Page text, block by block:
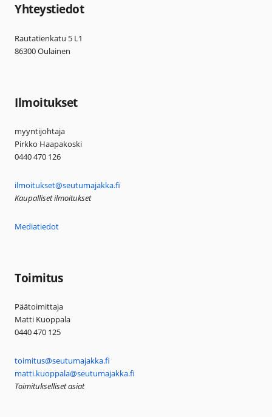
Yhteystiedot
Rautatienkatu 5 L1
86300 Oulainen
Ilmoitukset
myyntijohtaja
Pirkko Haapakoski
0440 470 126
ilmoitukset@seutumajakka.fi
Kaupalliset ilmoitukset
Mediatiedot
Toimitus
Päätoimittaja
Matti Kuoppala
0440 470 125
toimitus@seutumajakka.fi
matti.kuoppala@seutumajakka.fi
Toimitukselliset asiat